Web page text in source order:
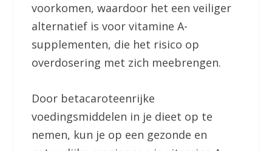
voorkomen, waardoor het een veiliger
alternatief is voor vitamine A-
supplementen, die het risico op
overdosering met zich meebrengen.
Door betacaroteenrijke
voedingsmiddelen in je dieet op te
nemen, kun je op een gezonde en